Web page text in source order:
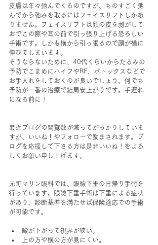
皮膚は年々弛んでくるのですが、ものすごく弛
んでから弛みを取るにはフェイスリフトしかあ
りません。フェイスリフトは顔の皮を剥がして
おでこの際や耳の前で引っ張り上げる恐ろしい
手術です。しかも横から引っ張るので顔が横に
伸びてしまいます。
そうならないために、40代くらいからたるみの
予防でこまめにハイフやRF、ボトックスなどで
お手入れをしておくのが良いでしょう。何でも
予防が一番の治療で結局安上がりです。手遅れ
になる前に！
最近ブログの閲覧数が減ってがっかりしていま
すが、いいね！やフォローで励まされます。ブ
ログを応援して下さる方は是非いいね！をよろ
しくお願い申し上げます。
元町マリン眼科では、眼瞼下垂の日帰り手術を
行っています。眼瞼下垂手術は下垂による症状
があり、診断基準を満たせば保険適応での手術
が可能です。
瞼が下がって視界が狭い。
上の方や横の方が見にくい。